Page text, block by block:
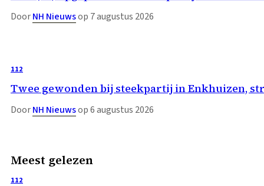
DoorNH Nieuwsop 7 augustus 2026
112
Twee gewonden bij steekpartij in Enkhuizen,
DoorNH Nieuwsop 6 augustus 2026
Meest gelezen
112